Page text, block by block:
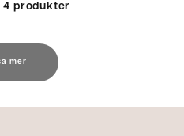
4 produkter
mer